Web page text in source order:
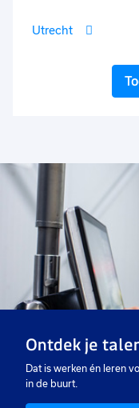
Utrecht
Ontdek je
Dat is werken én leren
in de buurt.